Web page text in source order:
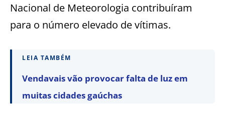
Nacional de Meteorologia contribuíram
para o número elevado de vítimas.
LEIA TAMBÉM
Vendavais vão provocar falta de luz em
muitas cidades gaúchas